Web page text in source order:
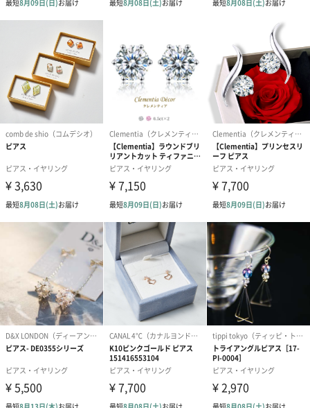
写真付きメッセージカ
ード（680円）
写真付きメッセージカ
ード（Thank you）ピ
ンク（680円）
【誕生日】
Birthday ホワ
刷なし）（
結婚祝いちょい足しギフト
結婚祝いギフトへの＋αにおすすめです。新生活を彩るギフトオプ
ションをご用意いたしました。
商品と同梱してお届けいたします。
ブライダルロリポップ
ドレス（いちご味)
（1,122円）
ブライダルロリポップ
タキシード（コーラ味)
（1,122円）
夫婦箸と箸置
（2,420円）